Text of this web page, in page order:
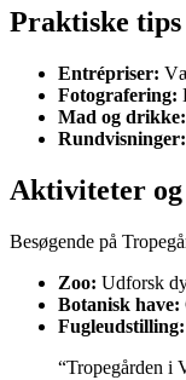
Praktiske
Entrépriser:
Fotografering:
Mad og drikke:
Rundvisninger:
Aktiviteter
Besøgende på
Zoo: Udforsk
Botanisk have:
Fugleudstilling:
“Tropegården i